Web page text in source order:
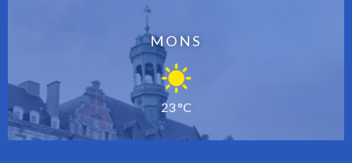
MONS
23 °C